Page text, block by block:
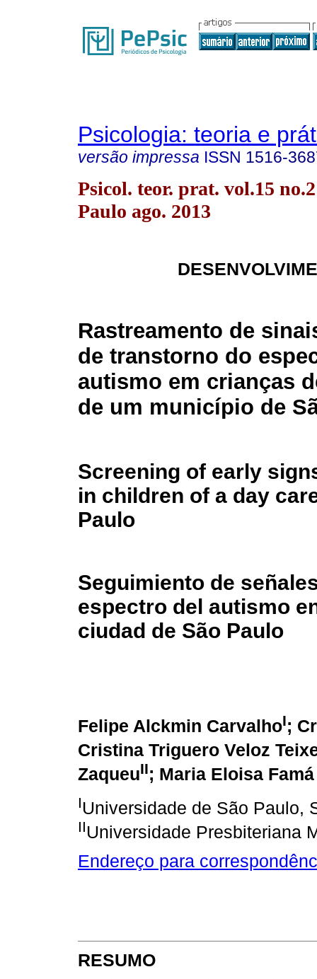
Psicologia: teoria e
versão impressa ISSN 1516-
Psicol. teor. prat. vol.15
Paulo ago. 2013
Rastreamento de
de transtorno do
autismo em crianças
de um município de
Screening of early
in children of a day
Paulo
Seguimiento de
espectro del autismo
ciudad de São Paulo
Felipe Alckmin CarvalhoI;
Cristina Triguero Veloz
ZaqueuII; Maria Eloisa
IUniversidade de São Paulo,
IIUniversidade Presbiteriana
Endereço para
RESUMO